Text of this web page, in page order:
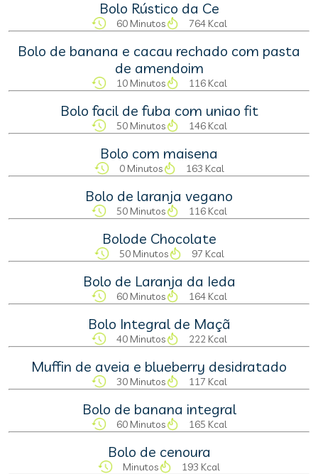
Bolo Rústico da Ce
60 Minutos 764 Kcal
Bolo de banana e cacau rechado com pasta
de amendoim
10 Minutos 116 Kcal
Bolo facil de fuba com uniao fit
50 Minutos 146 Kcal
Bolo com maisena
0 Minutos 163 Kcal
Bolo de laranja vegano
50 Minutos 116 Kcal
Bolode Chocolate
50 Minutos 97 Kcal
Bolo de Laranja da Ieda
60 Minutos 164 Kcal
Bolo Integral de Maçã
40 Minutos 222 Kcal
Muffin de aveia e blueberry desidratado
30 Minutos 117 Kcal
Bolo de banana integral
60 Minutos 165 Kcal
Bolo de cenoura
Minutos 193 Kcal